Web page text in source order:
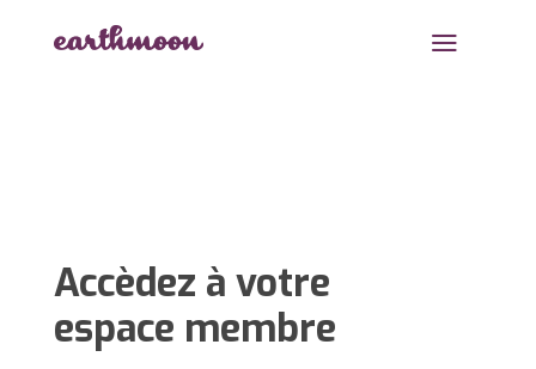
a
Accèdez à votre
espace membre